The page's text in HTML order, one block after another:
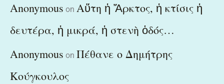
Anonymous on Αὕτη ἡ Ἄρκτος, ἡ κτίσις ἡ
δευτέρα, ἡ μικρά, ἡ στενὴ ὁδός…
Anonymous on Πέθανε ο Δημήτρης
Κούγκουλος